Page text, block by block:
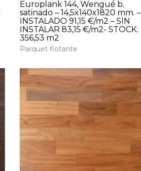
Europlank 144, Wengué b.
satinado – 14,5x140x1820 mm. –
INSTALADO 91,15 €/m2 – SIN
INSTALAR 83,15 €/m2- STOCK:
356,53 m2
Parquet flotante